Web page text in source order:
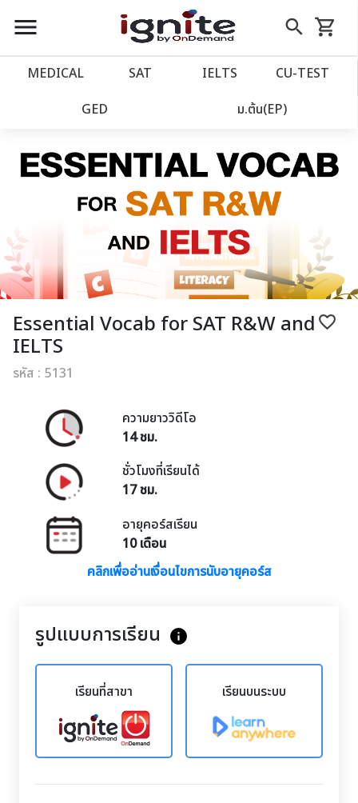
close
account_balance หน้าแรก
เว็บไซต์อิกไนท์
local_offer โปรโมชั่น
วางแผนการเรียน
เข้าสู่ระบบ
assignment ลงทะเบียน
menu search
Skip
to
shopping_cart
รถเข็น
MEDICAL SAT IELTS CU‑TEST
GED ม.ต้น(EP)
favorite_border
Essential Vocab for SAT R&W and
IELTS
รหัส : 5131
ความยาววิดีโอ
14 ชม.
ชั่วโมงที่เรียนได้
17 ชม.
อายุคอร์สเรียน
10 เดือน
คลิกเพื่ออ่านเงื่อนไขการนับอายุคอร์ส
รูปแบบการเรียน info
เรียนที่สาขา เรียนบนระบบ